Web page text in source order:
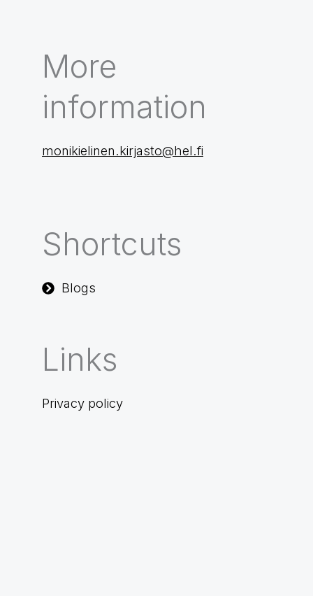
More
information
monikielinen.kirjasto@hel.fi
Shortcuts
Blogs
Links
Privacy policy